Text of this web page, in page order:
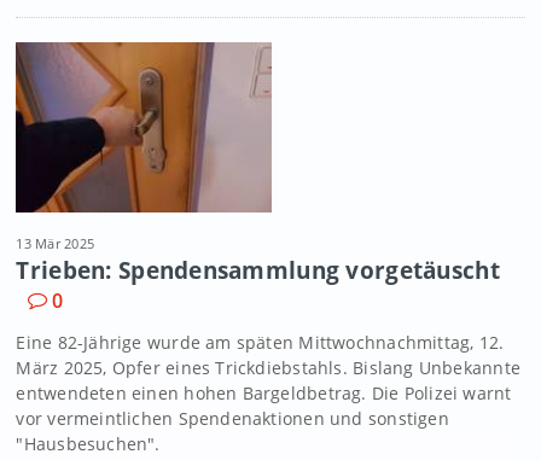
13 Mär 2025
Trieben: Spendensammlung vorgetäuscht
0
Eine 82-Jährige wurde am späten Mittwochnachmittag, 12.
März 2025, Opfer eines Trickdiebstahls. Bislang Unbekannte
entwendeten einen hohen Bargeldbetrag. Die Polizei warnt
vor vermeintlichen Spendenaktionen und sonstigen
"Hausbesuchen".